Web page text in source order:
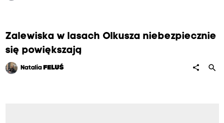
Zalewiska w lasach Olkusza niebezpiecznie
się powiększają
Natalia FELUŚ share search